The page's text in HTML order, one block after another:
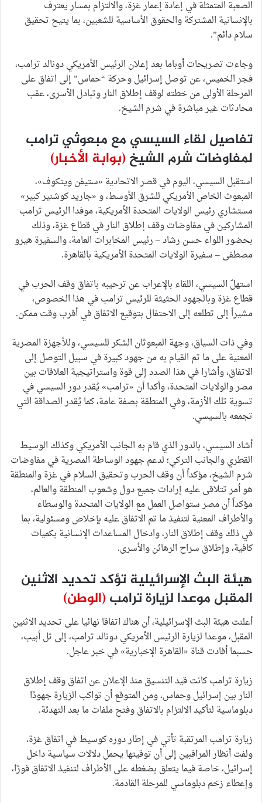
الصعبة المتمثلة في إعادة إعمار غزة، والالتزام بمسار يعترف
بالإنسانية المشتركة والحقوق الأساسية للشعبين، بما يتيح تحقيق
سلام دائم”.
وجاءت تصريحات أوباما بعد إعلان الرئيس الأمريكي دونالد ترامب،
فجر الخميس، عن توصل إسرائيل وحركة “حماس” إلى اتفاق على
المرحلة الأولى من خطته لوقف إطلاق النار وتبادل الأسرى، عقب
محادثات غير مباشرة في شرم الشيخ.
تفاصيل لقاء السيسي مع مبعوثي ترامب
لمفاوضات شرم الشيخ(بوابة الأخبار)
استقبل السيسي، اليوم في قصر الاتحادية «ستيفن ويتكوف»،
المبعوث الخاص الأمريكي للشرق الأوسط، و «جاريد كوشنير كبير»
مستشاري رئيس الولايات المتحدة الأمريكية، موفدا الرئيس ترامب
المشاركين في مفاوضات وقف إطلاق النار في قطاع غزة، وذلك
بحضور اللواء حسن رشاد – رئيس المخابرات العامة، والسفيرة هيرو
مصطفى – سفيرة الولايات المتحدة الأمريكية بالقاهرة.
استهلّ السيسي، اللقاء بالإعراب عن ترحيبه باتفاق وقف الحرب في
قطاع غزة وبالجهود الحثيثة للرئيس ترامب في هذا الخصوص،
مشيراُ إلى تطلعه إلى الاحتفال بتوقيع الاتفاق في أقرب وقت ممكن.
وفي ذات السياق، وجهة المبعوثان الشكر للسيسي، وللأجهزة المصرية
المعنية على ما تم القيام به من جهود كبيرة في سبيل التوصل إلى
الاتفاق، وأشارا في هذا الصدد إلى قوة واستراتيجية العلاقات بين
مصر والولايات المتحدة، وأكدا أن «ترامب» يُقدر دور السيسي في
تسوية تلك الأزمة، وفي المنطقة بصفة عامة، كما يُقدر الصداقة التي
تجمعه بالسيسي.
أشاد السيسي، بالدور الذي قام به الجانب الأمريكي وكذلك الوسيط
القطري والجانب التركي؛ لدعم جهود الوساطة المصرية في مفاوضات
شرم الشيخ، مؤكداً أن وقف الحرب وتحقيق السلام في غزة والمنطقة
هو أمر تتلاقى عليه إرادات جميع دول وشعوب المنطقة والعالم،
مؤكداً أن مصر ستواصل العمل مع الولايات المتحدة والوسطاء
والأطراف المعنية لتنفيذ ما تم الاتفاق عليه بإخلاص ومسئولية، بما
في ذلك وقف إطلاق النار، وادخال المساعدات الإنسانية بكميات
كافية، وإطلاق سراح الرهائن والأسرى.
هيئة البث الإسرائيلية تؤكد تحديد الاثنين
المقبل موعدا لزيارة ترامب(الوطن)
أعلنت هيئة البث الإسرائيلية، أن هناك اتفاقا نهائيا على تحديد الاثنين
المقبل، موعدا لزيارة الرئيس الأمريكي دونالد ترامب، إلى تل أبيب،
حسبما أفادت قناة «القاهرة الإخبارية» في خبر عاجل.
زيارة ترامب كانت قيد التنسيق منذ الإعلان عن اتفاق وقف إطلاق
النار بين إسرائيل وحماس، ومن المتوقع أن تواكب الزيارة جهودًا
دبلوماسية لتأكيد الالتزام بالاتفاق وفتح ملفات ما بعد التهدئة.
زيارة ترامب المرتقبة تأتي في إطار دوره كوسيط في اتفاق غزة،
ولفت أنظار المراقبين إلى أن توقيتها يحمل دلالات سياسية داخل
إسرائيل، خاصة فيما يتعلق بضغطه على الأطراف لتنفيذ الاتفاق فورًا،
وإعطاء زخم دبلوماسي للمرحلة القادمة.